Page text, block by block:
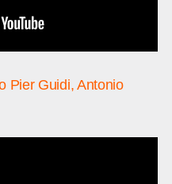
Pier Guidi, Antonio